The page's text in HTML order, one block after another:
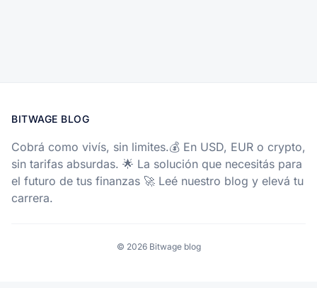
BITWAGE BLOG
Cobrá como vivís, sin limites.💰 En USD, EUR o crypto,
sin tarifas absurdas. 🌟 La solución que necesitás para
el futuro de tus finanzas 🚀 Leé nuestro blog y elevá tu
carrera.
© 2026 Bitwage blog